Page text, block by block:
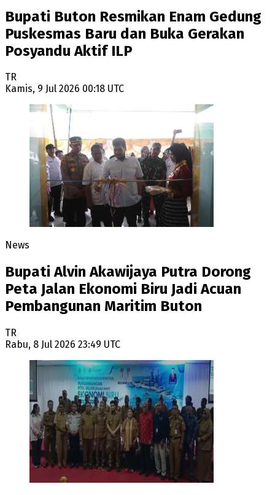
Bupati Buton Resmikan Enam Gedung
Puskesmas Baru dan Buka Gerakan
Posyandu Aktif ILP
TR
Kamis, 9 Jul 2026 00:18 UTC
News
Bupati Alvin Akawijaya Putra Dorong
Peta Jalan Ekonomi Biru Jadi Acuan
Pembangunan Maritim Buton
TR
Rabu, 8 Jul 2026 23:49 UTC